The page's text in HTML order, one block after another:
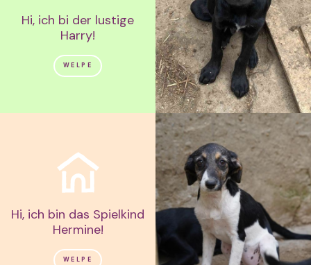
Hi, ich bi der lustige
Harry!
WELPE
Hi, ich bin das Spielkind
Hermine!
WELPE